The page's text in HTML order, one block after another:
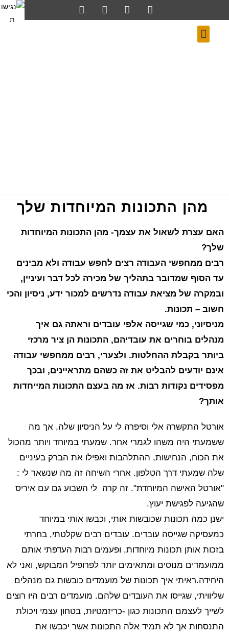
מהן התכונות המיוחדות שלך
האם עצרת לשאול את עצמך- מהן התכונות המיוחדות
שלך?
רבים ממחפשי העבודה רצים לחפש עבודה ולא מבינים
עד הסוף שמדובר בתהליך של מכירה לכל דבר ועיניין,
ובמקרה של מציאת עבודה נדרשים למכור ידע, ניסיון והכי
חשוב – תכונות.
מניסיוני, כמי שגייסה אלפי עובדים וראתה גם איך
מנהלים בוחרים את עובדיהם, התכונות הן ציר מרכזי
ביותר בקבלת ההחלטות. ולצערי, רבים ממחפשי עבודה
אינם יודעים להבליט את זה כשהם מתראיינים, ובכך
מפסידים נקודות רבות. אז מה בעצם התכונות המייחדות
אותך?
אורטל התקשרה אלי וסיפרה לי על הניסיון שלה, אך מה
ששמעתי היה משהו לגמרי אחר. שמעתי במיוחד ויותר מהכול
את הכוח, הנחישות, ההתלהבות ואפילו את הברק בעיניים
שלה שמעתי דרך הטלפון. אחרי השיחה זה מה שנשאר לי :
"אורטל האישה המיוחדת". זה קרה לי השבוע גם עם איריס
שהגיעה לפגישת יעוץ.
ישנן כמה תכונות שכובשות אותי, וכבשו אותי במיוחד
כמעסיקה שגייסה עובדים. עובדים רבים שקלטתי, בחרתי
בזכות אותן תכונות מיוחדות, ופעמים רבות העדפתי אותם
ממועמדים מנוסים ומתאימים יותר לפרופיל המבוקש, ואני לא
היחידה.ראיתי איך תכונות של מועמדים כובשות גם מנהלים
שליוויתי, שגייסו את העובדים שלהם. מועמדים רבים היו רוצים
לשייך לעצמם התכונות כגון -כריזמטיות, בטחון עצמי ויכולת
התנסחות אך לא תמיד אלה התכונות אשר יכבשו את